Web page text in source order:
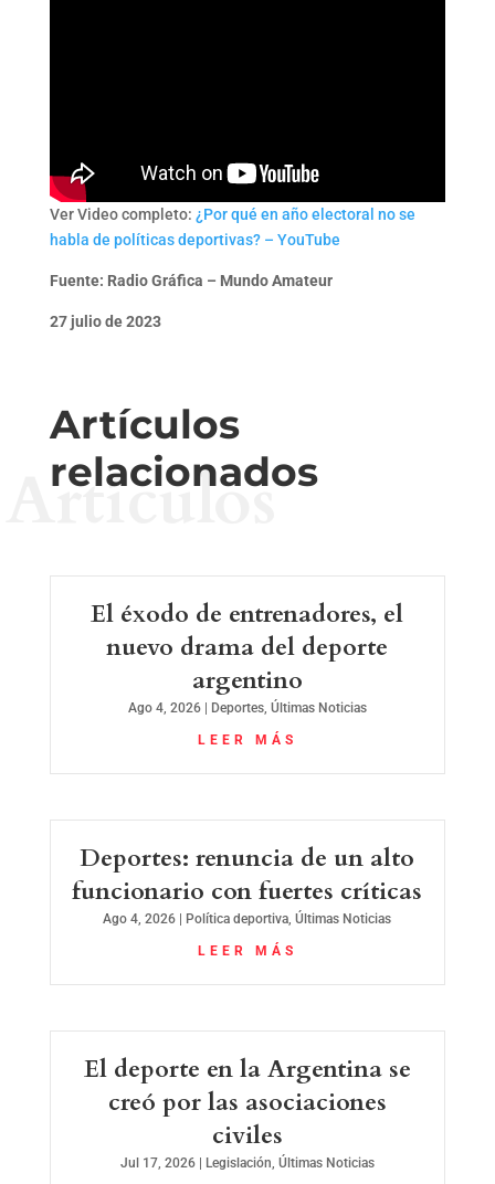
Ver Video completo: ¿Por qué en año electoral no se
habla de políticas deportivas? – YouTube
Fuente: Radio Gráfica – Mundo Amateur
27 julio de 2023
Artículos
relacionados
Artículos
El éxodo de entrenadores, el
nuevo drama del deporte
argentino
Ago 4, 2026| Deportes, Últimas Noticias
LEER MÁS
Deportes: renuncia de un alto
funcionario con fuertes críticas
Ago 4, 2026 | Política deportiva ,Últimas Noticias
LEER MÁS
El deporte en la Argentina se
creó por las asociaciones
civiles
Jul 17, 2026| Legislación, Últimas Noticias